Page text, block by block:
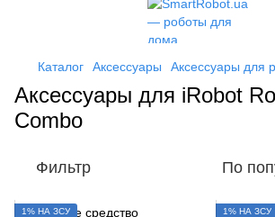
Каталог Аксессуары Аксессуары для
Аксессуары для iRobot
Combo
Фильтр По
1% НА ЗСУ
1% НА ЗСУ